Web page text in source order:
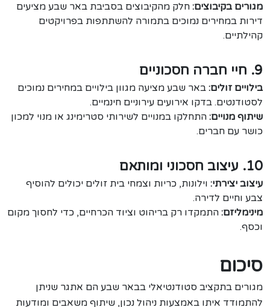
מגורים בקיבוצים: חלק מהקיבוצים בסביבת באר שבע מציעים
דירות במחירים נמוכים בתמורה להשתתפות בפרויקטים
קהילתיים.
9. חיי חברה חסכוניים
בילויים זולים: באר שבע מציעה מגוון בילויים במחירים נמוכים
לסטודנטים. בדקו אירועים עירוניים חינמיים.
שיתוף מנויים: התחלקו במנויים לשירותי סטרימינג או מנוי למכון
כושר עם חברים.
10. עיצוב חסכוני ומותאם
עיצוב יצירתי: וילונות, כריות וצמחי בית זולים יכולים להוסיף
צבע וחיים לדירה.
מינימליזם: התמקדו רק בריהוט וציוד הכרחיים, כדי לחסוך מקום
וכסף.
סיכום
מגורים בתקציב סטודנטיאלי בבאר שבע הם אתגר שניתן
להתמודד איתו באמצעות ניהול נכון, שיתוף משאבים ומודעות